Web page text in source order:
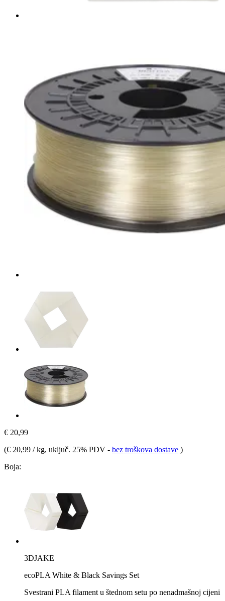
€ 20,99
(€ 20,99 / kg, uključ. 25% PDV - bez troškova dostave )
Boja:
3DJAKE
ecoPLA White & Black Savings Set
Svestrani PLA filament u štednom setu po nenadmašnoj cijeni